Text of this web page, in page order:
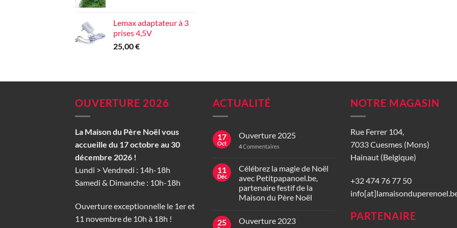
Lemax adaptateur à 3
prises 4,5V
25,00€
OUVERTURE 2026
La Maison du Père Noël vous
accueille du 17 octobre au 30
décembre 2026 !
Lundi > Vendredi : 14h-18h
Samedi & Dimanche : 10h-18h
Ouverture exceptionnelle le 1er et
11 novembre de 10h à 18h !
ACTUALITÉ
17
Oct
Ouverture 2025
4Commentaires
11
Déc
Célébrez la magie de Noël
avec Petitpapanoel.be,
partenaire festif de la
Maison du Père Noël
25 Ouverture 2023
NOTRE MAGASIN
Rue Ferrer 104,
7033 Cuesmes (Mons)
Hainaut (Belgique)
+32 474 76 77 50
PARTENAIRE